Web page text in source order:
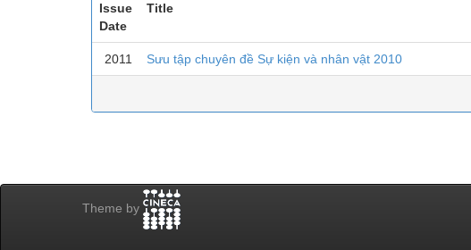
Issue
Date
Title
2011 Sưu tập chuyên đề Sự kiện và nhân vật 2010
Theme by